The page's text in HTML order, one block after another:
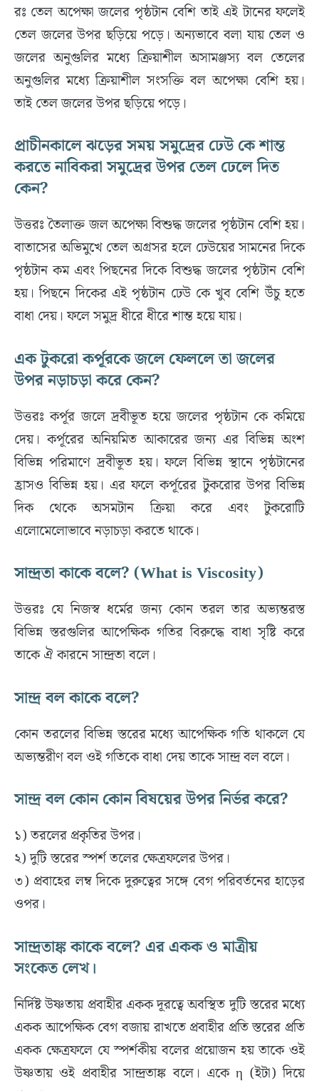
রঃ তেল অপেক্ষা জলের পৃষ্ঠটান বেশি তাই এই টানের ফলেই
তেল জলের উপর ছড়িয়ে পড়ে। অন্যভাবে বলা যায় তেল ও
জলের অনুগুলির মধ্যে ক্রিয়াশীল অসামঞ্জস্য বল তেলের
অনুগুলির মধ্যে ক্রিয়াশীল সংসক্তি বল অপেক্ষা বেশি হয়।
তাই তেল জলের উপর ছড়িয়ে পড়ে।
প্রাচীনকালে ঝড়ের সময় সমুদ্রের ঢেউ কে শান্ত
করতে নাবিকরা সমুদ্রের উপর তেল ঢেলে দিত
কেন?
উত্তরঃ তৈলাক্ত জল অপেক্ষা বিশুদ্ধ জলের পৃষ্ঠটান বেশি হয়।
বাতাসের অভিমুখে তেল অগ্রসর হলে ঢেউয়ের সামনের দিকে
পৃষ্ঠটান কম এবং পিছনের দিকে বিশুদ্ধ জলের পৃষ্ঠটান বেশি
হয়। পিছনে দিকের এই পৃষ্ঠটান ঢেউ কে খুব বেশি উঁচু হতে
বাধা দেয়। ফলে সমুদ্র ধীরে ধীরে শান্ত হয়ে যায়।
এক টুকরো কর্পূরকে জলে ফেললে তা জলের
উপর নড়াচড়া করে কেন?
উত্তরঃ কর্পূর জলে দ্রবীভূত হয়ে জলের পৃষ্ঠটান কে কমিয়ে
দেয়। কর্পূরের অনিয়মিত আকারের জন্য এর বিভিন্ন অংশ
বিভিন্ন পরিমাণে দ্রবীভূত হয়। ফলে বিভিন্ন স্থানে পৃষ্ঠটানের
হ্রাসও বিভিন্ন হয়। এর ফলে কর্পূরের টুকরোর উপর বিভিন্ন
দিক থেকে অসমটান ক্রিয়া করে এবং টুকরোটি
এলোমেলোভাবে নড়াচড়া করতে থাকে।
সান্দ্রতা কাকে বলে? (What is Viscosity)
উত্তরঃ যে নিজস্ব ধর্মের জন্য কোন তরল তার অভ্যন্তরস্ত
বিভিন্ন স্তরগুলির আপেক্ষিক গতির বিরুদ্ধে বাধা সৃষ্টি করে
তাকে ঐ কারনে সান্দ্রতা বলে।
সান্দ্র বল কাকে বলে?
কোন তরলের বিভিন্ন স্তরের মধ্যে আপেক্ষিক গতি থাকলে যে
অভ্যন্তরীণ বল ওই গতিকে বাধা দেয় তাকে সান্দ্র বল বলে।
সান্দ্র বল কোন কোন বিষয়ের উপর নির্ভর করে?
১) তরলের প্রকৃতির উপর।
২) দুটি স্তরের স্পর্শ তলের ক্ষেত্রফলের উপর।
৩) প্রবাহের লম্ব দিকে দুরুত্বের সঙ্গে বেগ পরিবর্তনের হাড়ের
ওপর।
সান্দ্রতাঙ্ক কাকে বলে? এর একক ও মাত্রীয়
সংকেত লেখ।
নির্দিষ্ট উষ্ণতায় প্রবাহীর একক দূরত্বে অবস্থিত দুটি স্তরের মধ্যে
একক আপেক্ষিক বেগ বজায় রাখতে প্রবাহীর প্রতি স্তরের প্রতি
একক ক্ষেত্রফলে যে স্পর্শকীয় বলের প্রয়োজন হয় তাকে ওই
উষ্ণতায় ওই প্রবাহীর সান্দ্রতাঙ্ক বলে। একে η (ইটা) দিয়ে